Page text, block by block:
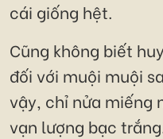
cái giống hệt.
Cũng không biết
đối với muội muội
vậy, chỉ nửa miếng
vạn lượng bạc